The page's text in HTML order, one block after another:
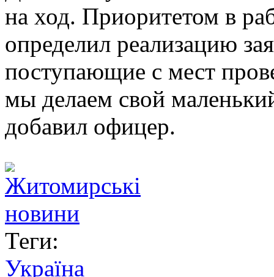
на ход. Приоритетом в
определил реализацию
поступающие с мест
мы делаем свой
добавил офицер.
Теги:
Україна